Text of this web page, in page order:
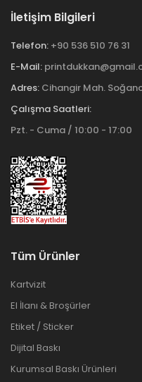
İletişim Bilgileri
Telefon: +90 536 510 76 31
E-Mail:
Adres: Cihangir Mah.
Çalışma Saatleri:
Pzt. - Cuma / 10:00 - 17:00
Tüm Ürünler
Kartvizit
El İlanı & Broşürler
Etiket / Sticker
Dijital Baskı
Kurumsal Baskı Ürünleri